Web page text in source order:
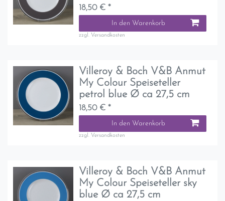
18,50 € *
In den Warenkorb
zzgl. Versandkosten
Villeroy & Boch V&B Anmut
My Colour Speiseteller
petrol blue Ø ca 27,5 cm
18,50 € *
In den Warenkorb
zzgl. Versandkosten
Villeroy & Boch V&B Anmut
My Colour Speiseteller sky
blue Ø ca 27,5 cm